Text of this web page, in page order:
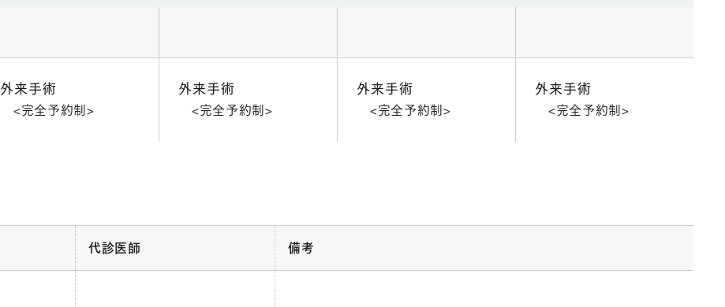
外来手術
<完全予約制>
外来手術
<完全予約制>
外来手術
<完全予約制>
外来手術
<完全予約制>
代診医師 備考